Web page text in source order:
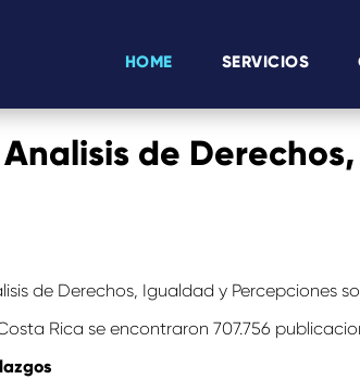
HOME SERVICIOS
Analisis de
de Derechos, Igualdad y Percepciones
Rica se encontraron 707.756